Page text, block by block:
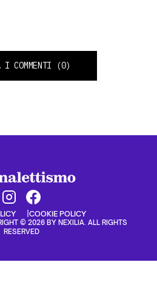
I COMMENTI (0)
COOKIE POLICY
© 2026 BY NEXILIA. ALL RIGHTS
RESERVED